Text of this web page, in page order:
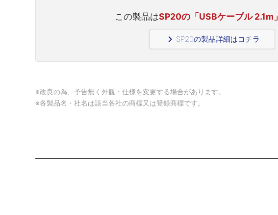
この製品はSP20の「USBケーブル 2.1m」
navigate_next SP20の製品詳細はコチラ
※改良の為、予告無く外観・仕様を変更する場合があります。
※各製品名・社名は該当各社の商標又は登録商標です。